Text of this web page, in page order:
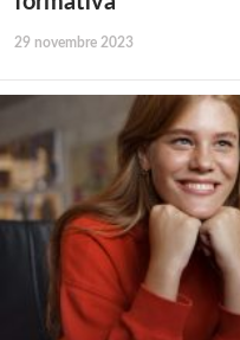
29 novembre 2023